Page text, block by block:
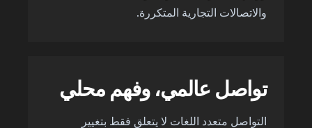
والاتصالات التجارية المتكررة.
تواصل عالمي، وفهم محلي
التواصل متعدد اللغات لا يتعلق فقط بتغيير